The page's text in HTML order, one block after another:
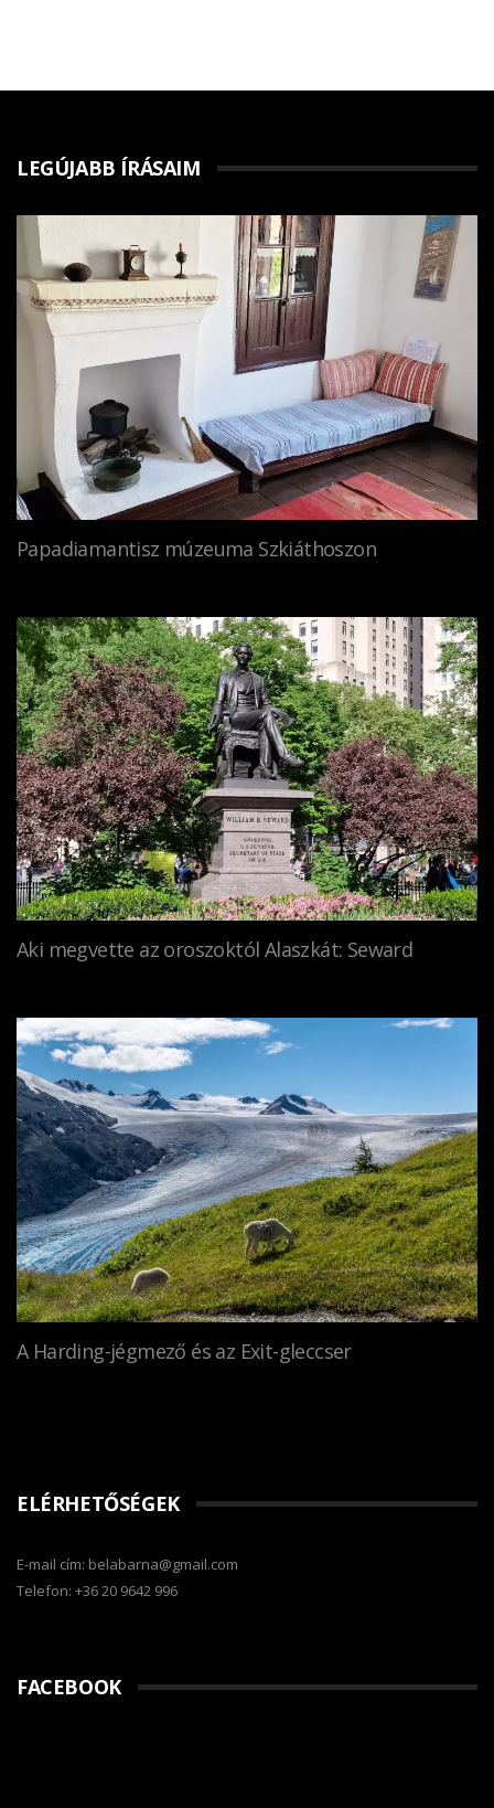
LEGÚJABB ÍRÁSAIM
Papadiamantisz múzeuma Szkiáthoszon
Aki megvette az oroszoktól Alaszkát: Seward
A Harding-jégmező és az Exit-gleccser
ELÉRHETŐSÉGEK
E-mail cím: belabarna@gmail.com
Telefon: +36 20 9642 996
FACEBOOK